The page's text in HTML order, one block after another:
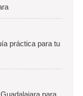
práctica para tu
para